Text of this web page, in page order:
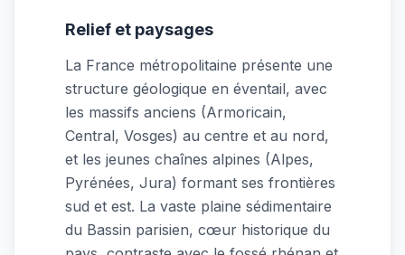
Relief et paysages
La France métropolitaine présente une
structure géologique en éventail, avec
les massifs anciens (Armoricain,
Central, Vosges) au centre et au nord,
et les jeunes chaînes alpines (Alpes,
Pyrénées, Jura) formant ses frontières
sud et est. La vaste plaine sédimentaire
du Bassin parisien, cœur historique du